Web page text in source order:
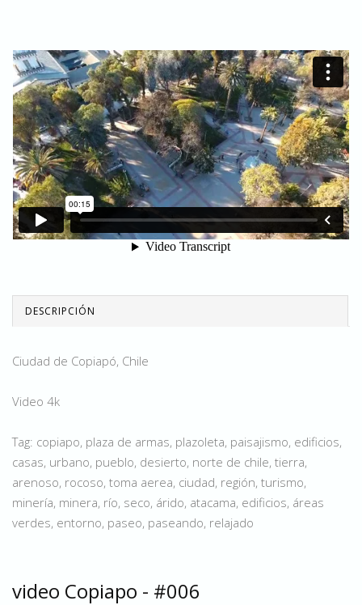
DESCRIPCIÓN
Ciudad de Copiapó, Chile
Video 4k
Tag: copiapo, plaza de armas, plazoleta, paisajismo, edificios,
casas, urbano, pueblo, desierto, norte de chile, tierra,
arenoso, rocoso, toma aerea, ciudad, región, turismo,
minería, minera, río, seco, árido, atacama, edificios, áreas
verdes, entorno, paseo, paseando, relajado
video Copiapo - #006